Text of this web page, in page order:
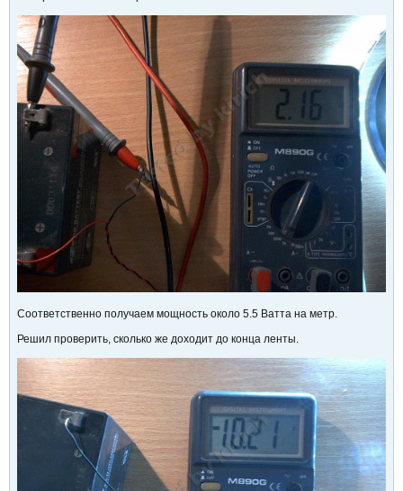
Соответственно получаем мощность около 5.5 Ватта на метр.
Решил проверить, сколько же доходит до конца ленты.